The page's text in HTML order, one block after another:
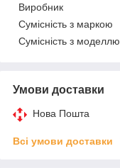
Виробник
Сумісність з маркою
Сумісність з моделлю
Умови доставки
Нова Пошта
Всі умови доставки